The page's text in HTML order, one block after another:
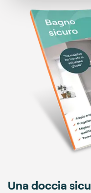
Una doccia